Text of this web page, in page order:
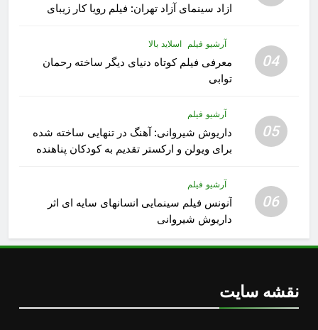
ازاد سینمای آزاد تهران: فیلم رویا کار زیبای
04
آرشیو فیلم اسلاید بالا
معرفی فیلم کوتاه دنیای دیگر ساخته رحمان
توابی
05
آرشیو فیلم
داریوش شیروانی: آهنگ در تنهایی ساخته شده
برای ویولن و ارکستر تقدیم به کودکان پناهنده
06
آرشیو فیلم
آنونس فیلم سینمایی انسانهای سایه ای اثر
داریوش شیروانی
نقشه سایت